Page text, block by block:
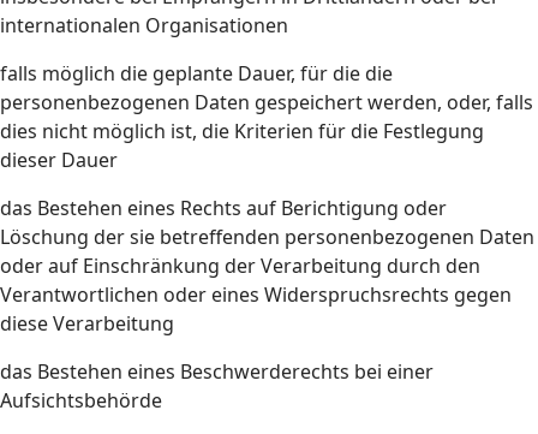
internationalen Organisationen
falls möglich die geplante Dauer, für die die
personenbezogenen Daten gespeichert werden, oder, falls
dies nicht möglich ist, die Kriterien für die Festlegung
dieser Dauer
das Bestehen eines Rechts auf Berichtigung oder
Löschung der sie betreffenden personenbezogenen Daten
oder auf Einschränkung der Verarbeitung durch den
Verantwortlichen oder eines Widerspruchsrechts gegen
diese Verarbeitung
das Bestehen eines Beschwerderechts bei einer
Aufsichtsbehörde